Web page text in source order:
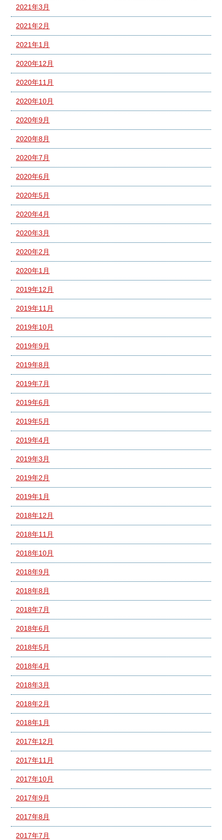
2021年3月
2021年2月
2021年1月
2020年12月
2020年11月
2020年10月
2020年9月
2020年8月
2020年7月
2020年6月
2020年5月
2020年4月
2020年3月
2020年2月
2020年1月
2019年12月
2019年11月
2019年10月
2019年9月
2019年8月
2019年7月
2019年6月
2019年5月
2019年4月
2019年3月
2019年2月
2019年1月
2018年12月
2018年11月
2018年10月
2018年9月
2018年8月
2018年7月
2018年6月
2018年5月
2018年4月
2018年3月
2018年2月
2018年1月
2017年12月
2017年11月
2017年10月
2017年9月
2017年8月
2017年7月